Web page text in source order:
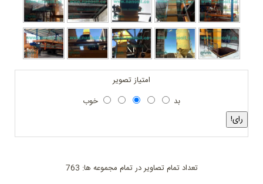
امتیاز تصویر
بد
خوب
تعداد تمام تصاویر در تمام مجموعه ها: 763